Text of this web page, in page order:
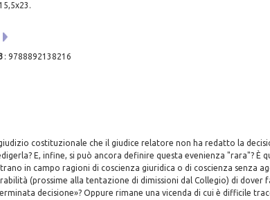
: 9788892138216
costituzionale che il giudice relatore non ha redatto la
E, infine, si può ancora definire questa evenienza "rara"? È
in campo ragioni di coscienza giuridica o di coscienza senza
(prossime alla tentazione di dimissioni dal Collegio) di dover
decisione»? Oppure rimane una vicenda di cui è difficile